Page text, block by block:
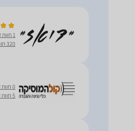
1 חוות דעת בשנה האחרונה
320 חוות דעת בסך הכל
0 חוות דעת בשנה האחרונה
5 חוות דעת בסך הכל